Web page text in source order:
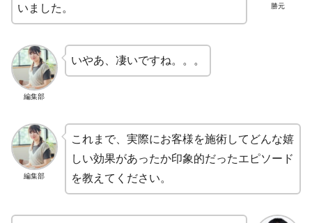
勝元
いました。
編集部
いやあ、凄いですね。。。
編集部
これまで、実際にお客様を施術してどんな嬉
しい効果があったか印象的だったエピソード
を教えてください。